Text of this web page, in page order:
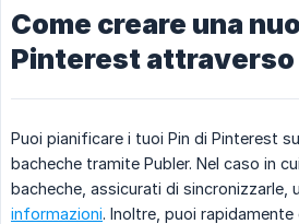
Come creare una
Pinterest attraverso
Puoi pianificare i tuoi Pin di Pinterest
bacheche tramite Publer. Nel caso in
bacheche, assicurati di sincronizzarle,
informazioni. Inoltre, puoi rapidamente